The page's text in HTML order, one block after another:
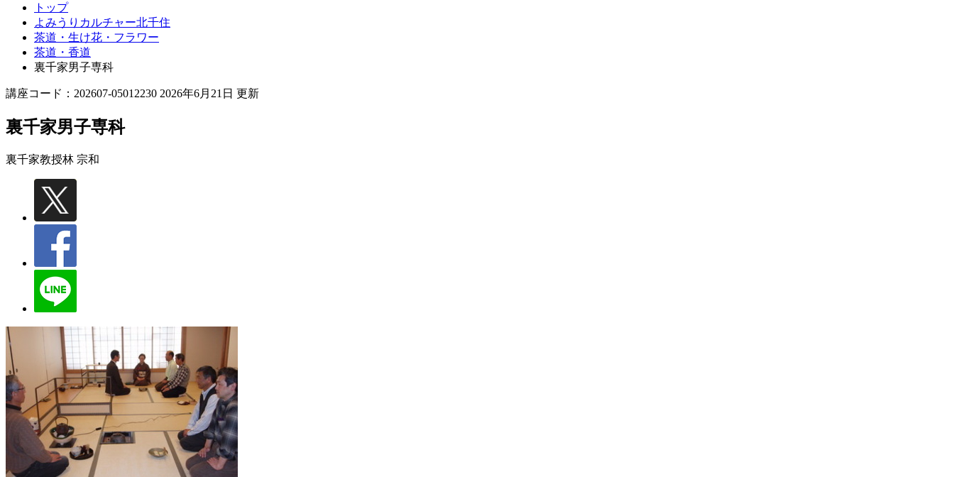
トップ
よみうりカルチャー北千住
茶道・生け花・フラワー
茶道・香道
裏千家男子専科
講座コード：202607-05012230 2026年6月21日 更新
裏千家男子専科
裏千家教授林 宗和